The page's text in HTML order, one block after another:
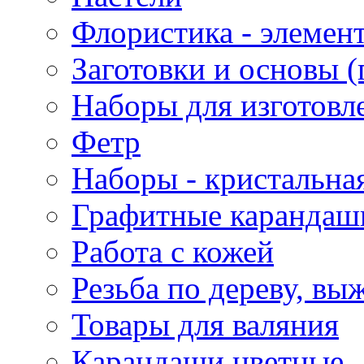
Флористика -
Заготовки и основы
Наборы для
Фетр
Наборы -
Графитные
Работа с кожей
Резьба по дереву,
Товары для валяния